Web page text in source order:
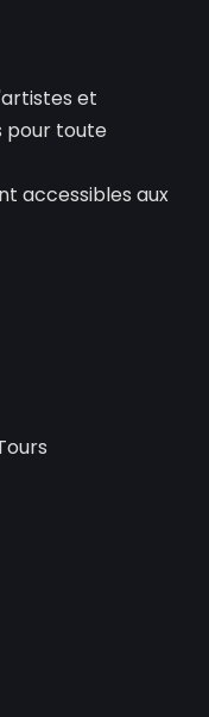
et
pour toute
accessibles aux